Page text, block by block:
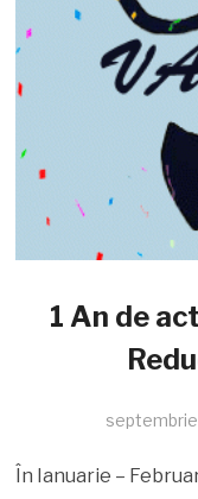
1 An de
septembrie
În Ianuarie –